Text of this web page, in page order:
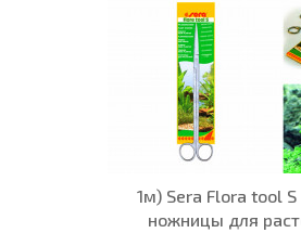
1м) Sera Flora tool
ножницы для